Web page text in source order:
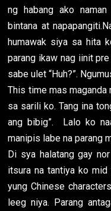
ng habang ako
bintana at
humawak siya sa hita
parang ikaw nag iinit
sabe ulet “Huh?”.
This time mas maganda
sa sarili ko. Tang ina
ang bibig”. Lalo ko
manipis labe na parang
Di sya halatang gay
itsura na tantiya ko
yung Chinese
leeg niya. Parang